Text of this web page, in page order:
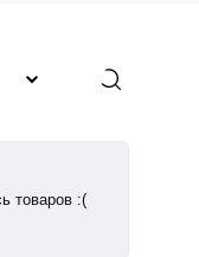
товаров :(